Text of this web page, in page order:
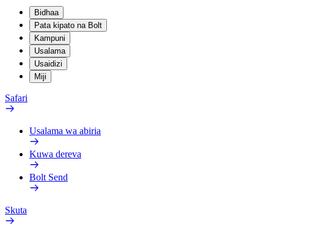
Bidhaa
Pata kipato na Bolt
Kampuni
Usalama
Usaidizi
Miji
Safari
Usalama wa abiria
Kuwa dereva
Bolt Send
Skuta